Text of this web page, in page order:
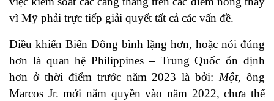
vì Mỹ phải trực tiếp giải quyết tất cả các vấn đề.
Điều khiến Biển Đông bình lặng hơn, hoặc nói đúng
hơn là quan hệ Philippines – Trung Quốc ổn định
hơn ở thời điểm trước năm 2023 là bởi:Một, ông
Marcos Jr. mới nắm quyền vào năm 2022, chưa thể